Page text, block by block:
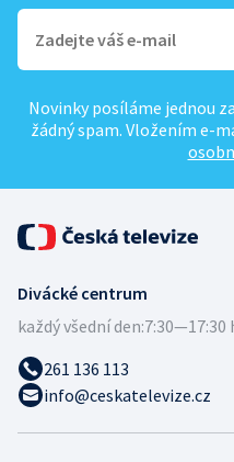
Novinky posíláme jednou
žádný spam. Vložením e-